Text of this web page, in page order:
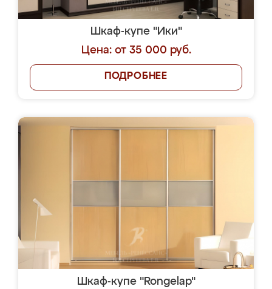
Шкаф-купе "Ики"
Цена: от 35 000 руб.
ПОДРОБНЕЕ
Шкаф-купе "Rongelap"